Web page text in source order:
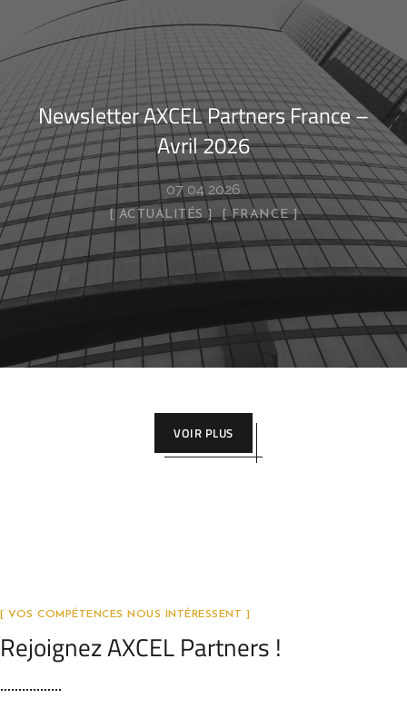
Newsletter AXCEL Partners France –
Avril 2026
07 04 2026
ACTUALITÉS FRANCE
VOIR PLUS
[ VOS COMPÉTENCES NOUS INTÉRESSENT ]
Rejoignez AXCEL Partners !